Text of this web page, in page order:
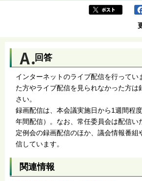
回答
インターネットのライブ配信を行ってい
た方やライブ配信を見られなかった方は
さい。
録画配信は、本会議実施日から1週間程
年間配信）。なお、常任委員会は配信い
定例会の録画配信のほか、議会情報番組
信しています。
関連情報